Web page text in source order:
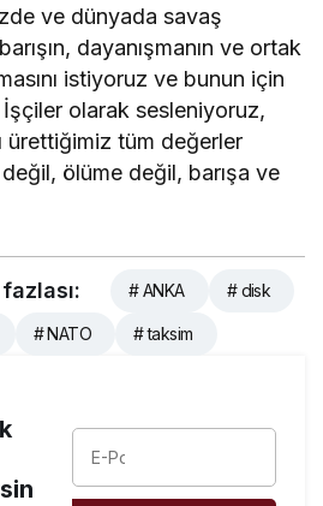
ve dünyada savaş
dayanışmanın ve ortak
istiyoruz ve bunun için
olarak sesleniyoruz,
ürettiğimiz tüm değerler
ölüme değil, barışa ve
# ANKA # disk
# NATO # taksim